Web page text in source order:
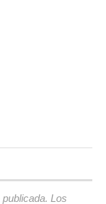
Los